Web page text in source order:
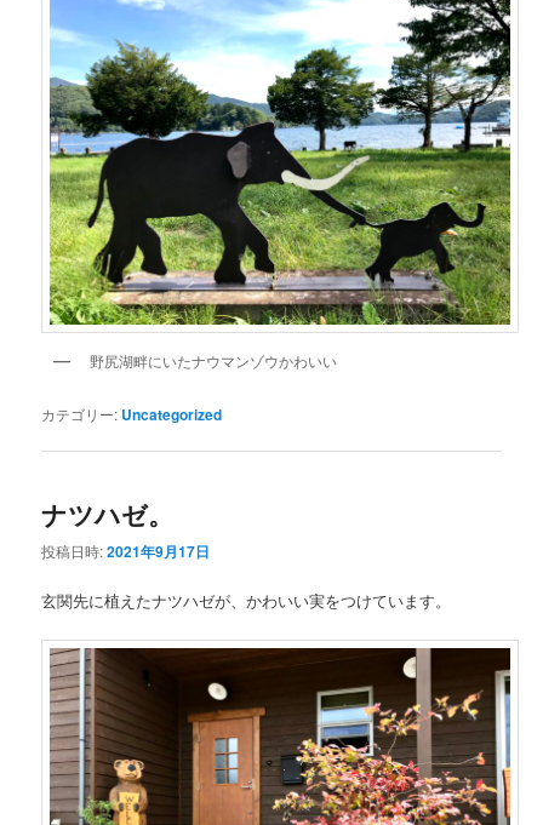
野尻湖畔にいたナウマンゾウかわいい
カテゴリー: Uncategorized
ナツハゼ。
投稿日時:2021年9月17日
玄関先に植えたナツハゼが、かわいい実をつけています。